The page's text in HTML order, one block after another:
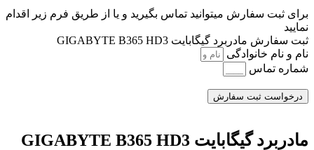
برای ثبت سفارش میتوانید تماس بگیرید و یا از طریق فرم زیر اقدام
نمایید
ثبت سفارش مادربرد گیگابایت GIGABYTE B365 HD3
نام و نام خانوادگی
شماره تماس
درخواست ثبت سفارش
مادربرد گیگابایت GIGABYTE B365 HD3